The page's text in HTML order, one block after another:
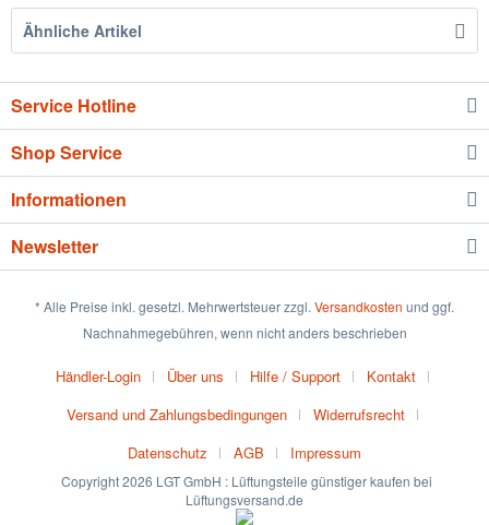
Ähnliche Artikel
Service Hotline
Shop Service
Informationen
Newsletter
* Alle Preise inkl. gesetzl. Mehrwertsteuer zzgl. Versandkosten und ggf.
Nachnahmegebühren, wenn nicht anders beschrieben
Händler-Login Über uns Hilfe / Support
Kontakt
Versand und Zahlungsbedingungen
Widerrufsrecht
Datenschutz
AGB Impressum
Copyright 2026 LGT GmbH : Lüftungsteile günstiger kaufen bei
Lüftungsversand.de